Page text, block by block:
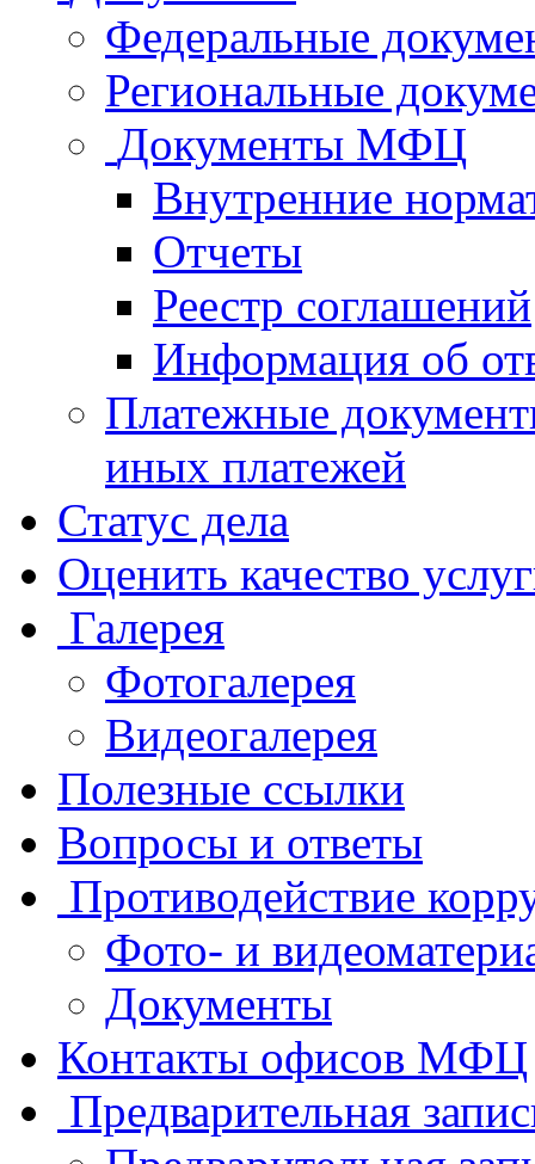
Федеральные
Региональные
Документы МФЦ
Внутренние
Отчеты
Реестр соглашений
Информация об
Платежные
иных платежей
Статус дела
Оценить качество
Галерея
Фотогалерея
Видеогалерея
Полезные ссылки
Вопросы и ответы
Противодействие
Фото- и
Документы
Контакты офисов МФЦ
Предварительная